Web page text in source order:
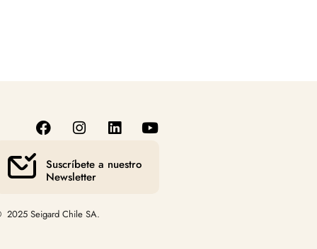
Suscríbete a nuestro
Newsletter
Seigard Chile SA.